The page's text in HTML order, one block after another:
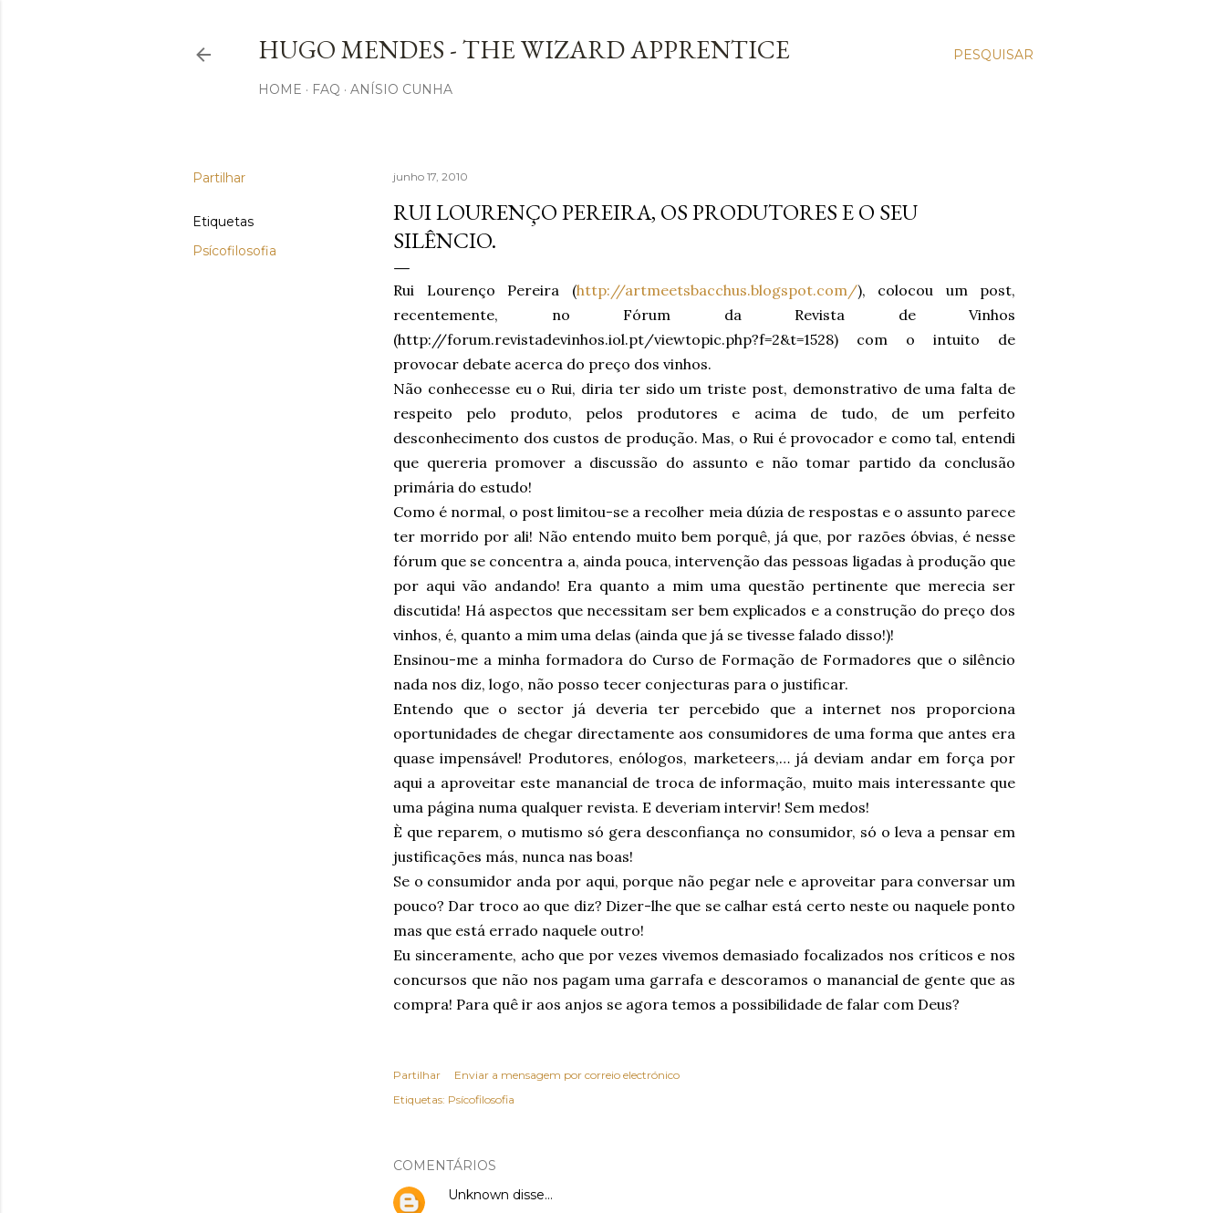
PESQUISAR
HUGO MENDES - THE WIZARD APPRENTICE
HOME FAQ ANÍSIO CUNHA
Partilhar
Etiquetas
Psícofilosofia
junho 17, 2010
RUI LOURENÇO PEREIRA, OS PRODUTORES E O SEU
SILÊNCIO.
Rui Lourenço Pereira (http://artmeetsbacchus.blogspot.com/), colocou um post,
recentemente, no Fórum da Revista de Vinhos
(http://forum.revistadevinhos.iol.pt/viewtopic.php?f=2&t=1528) com o intuito de
provocar debate acerca do preço dos vinhos.
Não conhecesse eu o Rui, diria ter sido um triste post, demonstrativo de uma falta de
respeito pelo produto, pelos produtores e acima de tudo, de um perfeito
desconhecimento dos custos de produção. Mas, o Rui é provocador e como tal, entendi
que quereria promover a discussão do assunto e não tomar partido da conclusão
primária do estudo!
Como é normal, o post limitou-se a recolher meia dúzia de respostas e o assunto parece
ter morrido por ali! Não entendo muito bem porquê, já que, por razões óbvias, é nesse
fórum que se concentra a, ainda pouca, intervenção das pessoas ligadas à produção que
por aqui vão andando! Era quanto a mim uma questão pertinente que merecia ser
discutida! Há aspectos que necessitam ser bem explicados e a construção do preço dos
vinhos, é, quanto a mim uma delas (ainda que já se tivesse falado disso!)!
Ensinou-me a minha formadora do Curso de Formação de Formadores que o silêncio
nada nos diz, logo, não posso tecer conjecturas para o justificar.
Entendo que o sector já deveria ter percebido que a internet nos proporciona
oportunidades de chegar directamente aos consumidores de uma forma que antes era
quase impensável! Produtores, enólogos, marketeers,… já deviam andar em força por
aqui a aproveitar este manancial de troca de informação, muito mais interessante que
uma página numa qualquer revista. E deveriam intervir! Sem medos!
È que reparem, o mutismo só gera desconfiança no consumidor, só o leva a pensar em
justificações más, nunca nas boas!
Se o consumidor anda por aqui, porque não pegar nele e aproveitar para conversar um
pouco? Dar troco ao que diz? Dizer-lhe que se calhar está certo neste ou naquele ponto
mas que está errado naquele outro!
Eu sinceramente, acho que por vezes vivemos demasiado focalizados nos críticos e nos
concursos que não nos pagam uma garrafa e descoramos o manancial de gente que as
compra! Para quê ir aos anjos se agora temos a possibilidade de falar com Deus?
Partilhar
Enviar a mensagem por correio electrónico
Etiquetas: Psícofilosofia
COMENTÁRIOS
Unknown disse…